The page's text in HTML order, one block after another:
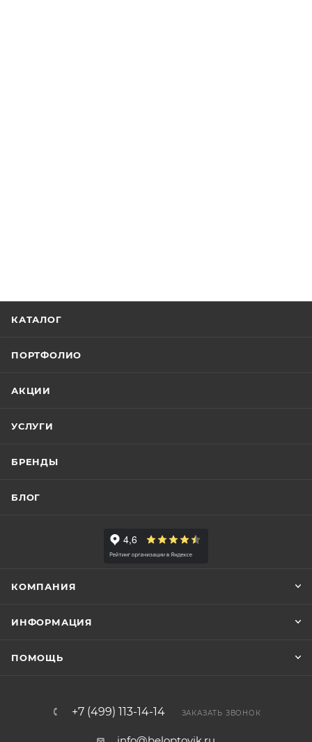
КАТАЛОГ
ПОРТФОЛИО
АКЦИИ
УСЛУГИ
БРЕНДЫ
БЛОГ
КОМПАНИЯ
ИНФОРМАЦИЯ
ПОМОЩЬ
+7 (499) 113-14-14 ЗАКАЗАТЬ ЗВОНОК